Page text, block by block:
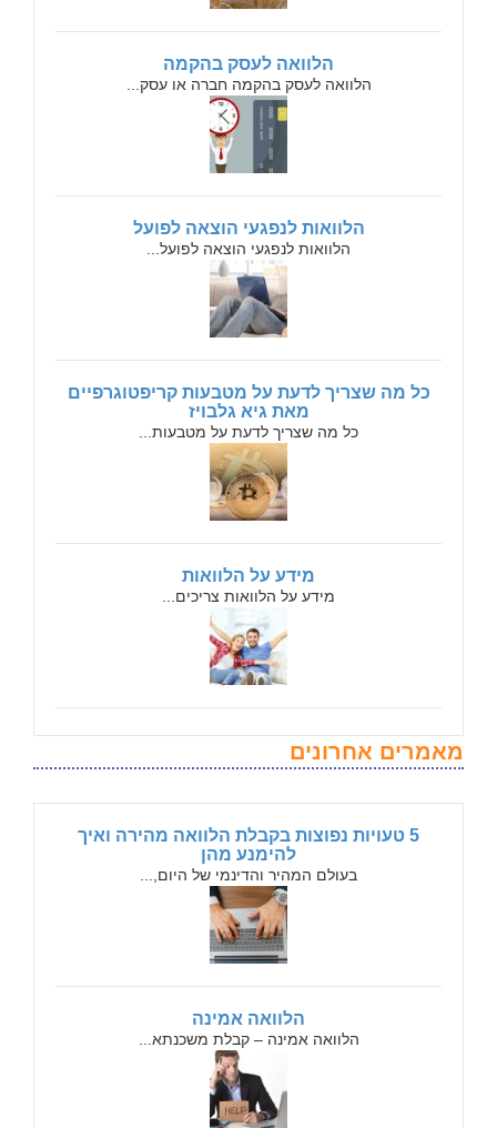
הלוואה לעסק בהקמה
הלוואה לעסק בהקמה חברה או עסק...
הלוואות לנפגעי הוצאה לפועל
הלוואות לנפגעי הוצאה לפועל...
כל מה שצריך לדעת על מטבעות קריפטוגרפיים
מאת גיא גלבויז
כל מה שצריך לדעת על מטבעות...
מידע על הלוואות
מידע על הלוואות צריכים...
מאמרים אחרונים
5 טעויות נפוצות בקבלת הלוואה מהירה ואיך
להימנע מהן
בעולם המהיר והדינמי של היום,...
הלוואה אמינה
הלוואה אמינה – קבלת משכנתא...